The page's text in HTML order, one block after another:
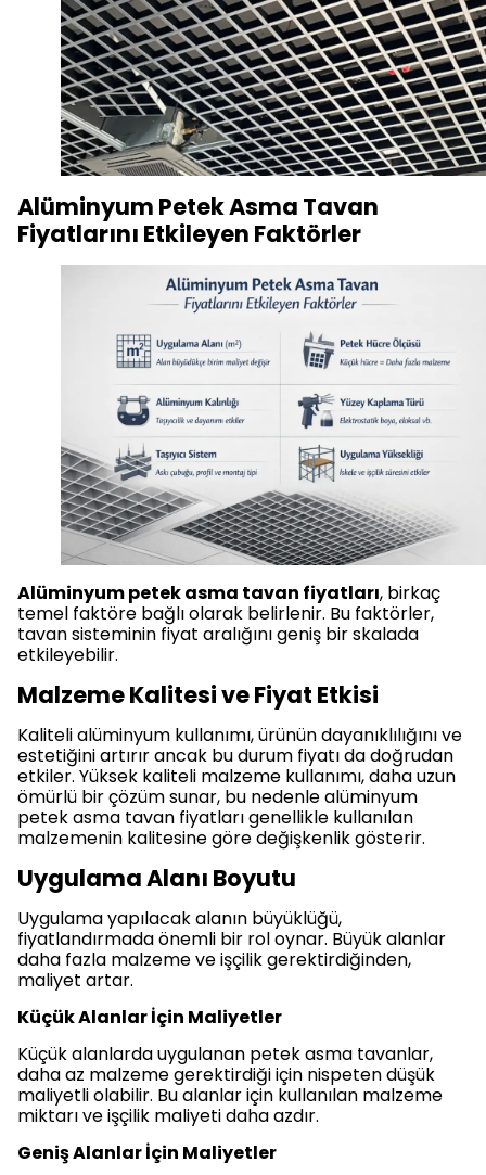
Alüminyum Petek Asma Tavan
Fiyatlarını Etkileyen Faktörler
Alüminyum petek asma tavan fiyatları, birkaç
temel faktöre bağlı olarak belirlenir. Bu faktörler,
tavan sisteminin fiyat aralığını geniş bir skalada
etkileyebilir.
Malzeme Kalitesi ve Fiyat Etkisi
Kaliteli alüminyum kullanımı, ürünün dayanıklılığını ve
estetiğini artırır ancak bu durum fiyatı da doğrudan
etkiler. Yüksek kaliteli malzeme kullanımı, daha uzun
ömürlü bir çözüm sunar, bu nedenle alüminyum
petek asma tavan fiyatları genellikle kullanılan
malzemenin kalitesine göre değişkenlik gösterir.
Uygulama Alanı Boyutu
Uygulama yapılacak alanın büyüklüğü,
fiyatlandırmada önemli bir rol oynar. Büyük alanlar
daha fazla malzeme ve işçilik gerektirdiğinden,
maliyet artar.
Küçük Alanlar İçin Maliyetler
Küçük alanlarda uygulanan petek asma tavanlar,
daha az malzeme gerektirdiği için nispeten düşük
maliyetli olabilir. Bu alanlar için kullanılan malzeme
miktarı ve işçilik maliyeti daha azdır.
Geniş Alanlar İçin Maliyetler